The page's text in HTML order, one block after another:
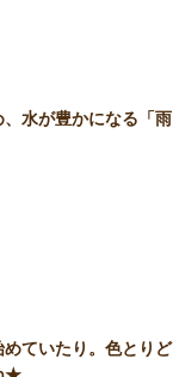
水が豊かになる「雨
ていたり。色とりど